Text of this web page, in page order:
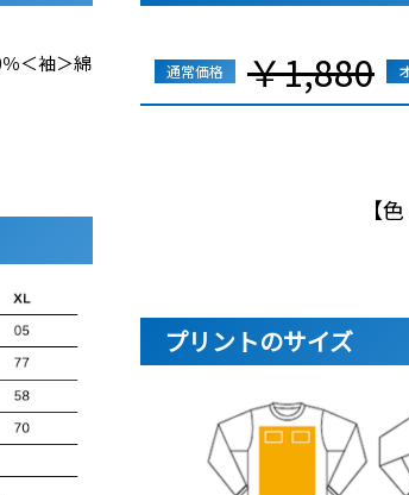
＜袖＞綿
通常価格 ￥1,880
【
プリントのサイズ